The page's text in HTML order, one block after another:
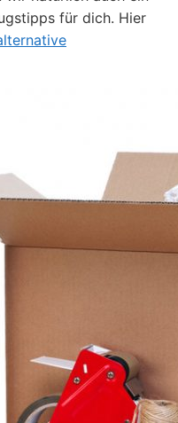
für dich. Hier